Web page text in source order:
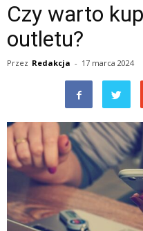
Czy warto
outletu?
Przez Redakcja - 17 marca 2024